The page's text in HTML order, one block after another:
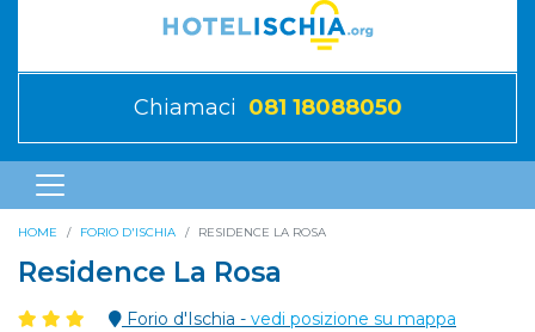
Chiamaci 081 18088050
HOME FORIO D'ISCHIA RESIDENCE LA ROSA
Residence La Rosa
Forio d'Ischia - vedi posizione su mappa